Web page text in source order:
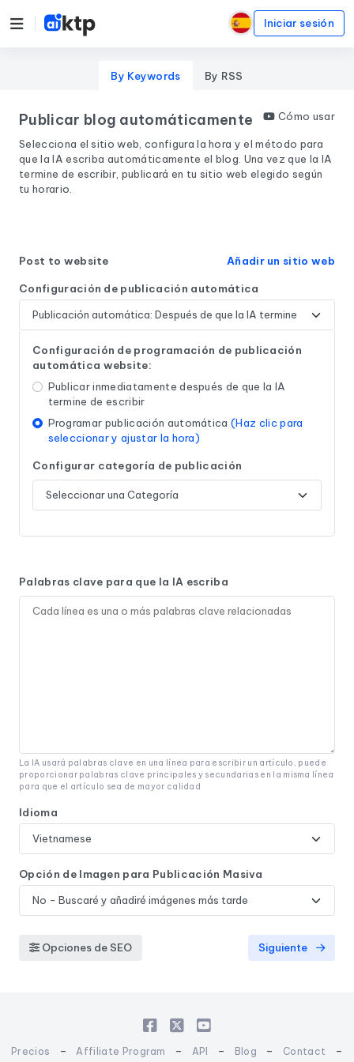
Iniciar sesión
By Keywords By RSS
Publicar blog automáticamente Cómo usar
Selecciona el sitio web, configura la hora y el método para
que la IA escriba automáticamente el blog. Una vez que la IA
termine de escribir, publicará en tu sitio web elegido según
tu horario.
Post to website Añadir un sitio web
Configuración de publicación automática
Configuración de programación de publicación
automática website:
Publicar inmediatamente después de que la IA
termine de escribir
Programar publicación automática(Haz clic para
seleccionar y ajustar la hora)
Configurar categoría de publicación
Palabras clave para que la IA escriba
La IA usará palabras clave en una línea para escribir un artículo, puede
proporcionar palabras clave principales y secundarias en la misma línea
para que el artículo sea de mayor calidad
Idioma
Opción de Imagen para Publicación Masiva
Opciones de SEO Siguiente
Precios - Affiliate Program - API - Blog - Contact
-